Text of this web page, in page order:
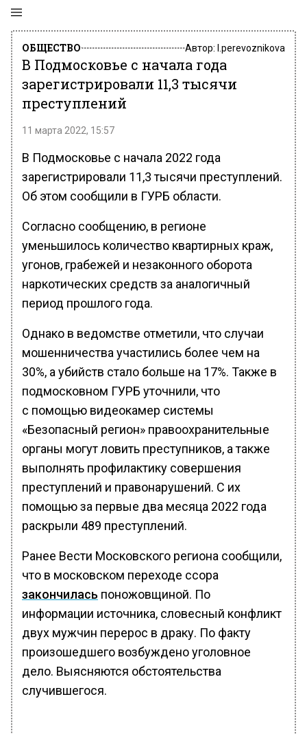
ОБЩЕСТВО Автор: l.perevoznikova
В Подмосковье с начала года
зарегистрировали 11,3 тысячи
преступлений
11 марта 2022, 15:57
В Подмосковье с начала 2022 года
зарегистрировали 11,3 тысячи преступлений.
Об этом сообщили в ГУРБ области.
Согласно сообщению, в регионе
уменьшилось количество квартирных краж,
угонов, грабежей и незаконного оборота
наркотических средств за аналогичный
период прошлого года.
Однако в ведомстве отметили, что случаи
мошенничества участились более чем на
30%, а убийств стало больше на 17%. Также в
подмосковном ГУРБ уточнили, что
с помощью видеокамер системы
«Безопасный регион» правоохранительные
органы могут ловить преступников, а также
выполнять профилактику совершения
преступлений и правонарушений. С их
помощью за первые два месяца 2022 года
раскрыли 489 преступлений.
Ранее Вести Московского региона сообщили,
что в московском переходе ссора
закончилась поножовщиной. По
информации источника, словесный конфликт
двух мужчин перерос в драку. По факту
произошедшего возбуждено уголовное
дело. Выясняются обстоятельства
случившегося.